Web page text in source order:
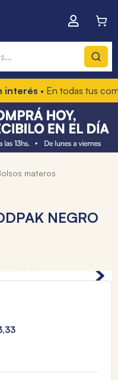
• En todas tus compras
bolsos materos
NEGRO
,33